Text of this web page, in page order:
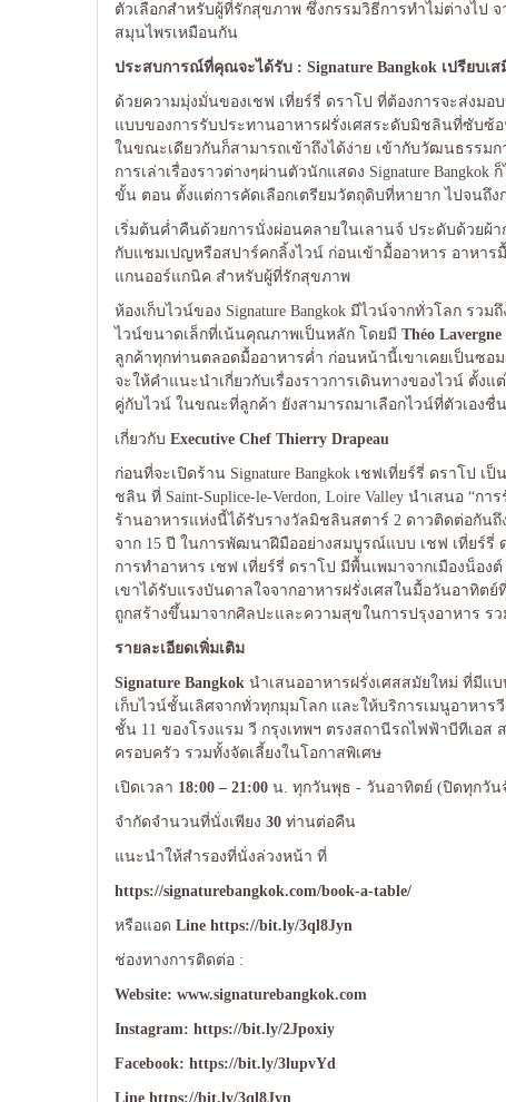
ตัวเลือกสำหรับผู้ที่รักสุขภาพ ซึ่งกรรมวิธีการทำไม่ต่างไป
สมุนไพรเหมือนกัน
ประสบการณ์ที่คุณจะได้รับ : Signature Bangkok เปรียบเ
ด้วยความมุ่งมั่นของเชฟ เที่ยร์รี่ ดราโป ที่ต้องการจะส่ง
แบบของการรับประทานอาหารฝรั่งเศสระดับมิชลินที่ซับซ้
ในขณะเดียวกันก็สามารถเข้าถึงได้ง่าย เข้ากับวัฒนธรรม
การเล่าเรื่องราวต่างๆผ่านตัวนักแสดง Signature
ขั้น ตอน ตั้งแต่การคัดเลือกเตรียมวัตถุดิบที่หายาก ไปจนถึ
เริ่มต้นค่ำคืนด้วยการนั่งผ่อนคลายในเลานจ์ ประดับด้วยผ้
กับแชมเปญหรือสปาร์คกลิ้งไวน์ ก่อนเข้ามื้ออาหาร อาหาร
แกนออร์แกนิค สำหรับผู้ที่รักสุขภาพ
ห้องเก็บไวน์ของ Signature Bangkok มีไวน์จากทั่วโลก ร
ไวน์ขนาดเล็กที่เน้นคุณภาพเป็นหลัก โดยมี Théo Lavergne
ลูกค้าทุกท่านตลอดมื้ออาหารค่ำ ก่อนหน้านี้เขาเคยเป็นซอม
จะให้คำแนะนำเกี่ยวกับเรื่องราวการเดินทางของไวน์ ตั้
คู่กับไวน์ ในขณะที่ลูกค้า ยังสามารถมาเลือกไวน์ที่ตัวเองชื่
เกี่ยวกับ Executive Chef Thierry Drapeau
ก่อนที่จะเปิดร้าน Signature Bangkok เชฟเที่ยร์รี่ ดราโป เป็
ชลิน ที่ Saint-Suplice-le-Verdon, Loire Valley นำเสนอ “
ร้านอาหารแห่งนี้ได้รับรางวัลมิชลินสตาร์ 2 ดาวติดต่อกันถึ
จาก 15 ปี ในการพัฒนาฝีมืออย่างสมบูรณ์แบบ เชฟ เที่ยร์รี่
การทำอาหาร เชฟ เที่ยร์รี่ ดราโป มีพื้นเพมาจากเมืองน็อ
เขาได้รับแรงบันดาลใจจากอาหารฝรั่งเศสในมื้อวันอาทิต
ถูกสร้างขึ้นมาจากศิลปะและความสุขในการปรุงอาหาร ร
รายละเอียดเพิ่มเติม
Signature Bangkok นำเสนออาหารฝรั่งเศสสมัยใหม่ ที่มีแ
เก็บไวน์ชั้นเลิศจากทั่วทุกมุมโลก และให้บริการเมนูอาหา
ชั้น 11 ของโรงแรม วี กรุงเทพฯ ตรงสถานีรถไฟฟ้าบีทีเอ
ครอบครัว รวมทั้งจัดเลี้ยงในโอกาสพิเศษ
เปิดเวลา 18:00 – 21:00 น. ทุกวันพุธ - วันอาทิตย์ (ปิดทุกวัน
จำกัดจำนวนที่นั่งเพียง 30 ท่านต่อคืน
แนะนำให้สำรองที่นั่งล่วงหน้า ที่
https://signaturebangkok.com/book-a-table/
หรือแอด Line https://bit.ly/3ql8Jyn
ช่องทางการติดต่อ :
Website: www.signaturebangkok.com
Instagram: https://bit.ly/2Jpoxiy
Facebook: https://bit.ly/3lupvYd
Line https://bit.ly/3ql8Jyn